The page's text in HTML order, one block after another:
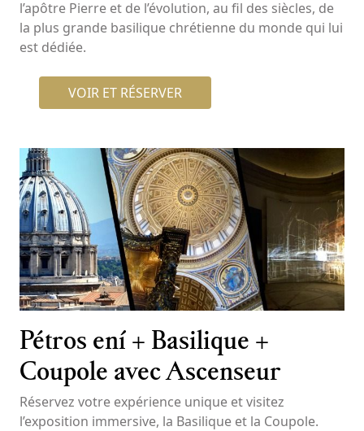
l’apôtre Pierre et de l’évolution, au fil des siècles, de
la plus grande basilique chrétienne du monde qui lui
est dédiée.
VOIR ET RÉSERVER
Pétros ení + Basilique +
Coupole avec Ascenseur
Réservez votre expérience unique et visitez
l’exposition immersive, la Basilique et la Coupole.